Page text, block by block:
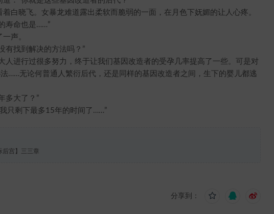
晓飞。女暴龙难道露出柔软而脆弱的一面，在月色下妩媚的让人心疼。
寿命也是……”
声。
找到解决的方法吗？”
进行过很多努力，终于让我们基因改造者的受孕几率提高了一些。可是对
……无论何普通人繁衍后代，还是同样的基因改造者之间，生下的婴儿都逃
多大了？”
剩下最多15年的时间了……”
后宫】三三章
分享到：